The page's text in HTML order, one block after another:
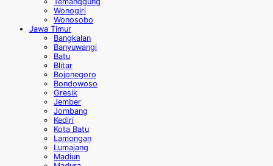
Wonogiri
Wonosobo
Jawa Timur
Bangkalan
Banyuwangi
Batu
Blitar
Bojonegoro
Bondowoso
Gresik
Jember
Jombang
Kediri
Kota Batu
Lamongan
Lumajang
Madiun